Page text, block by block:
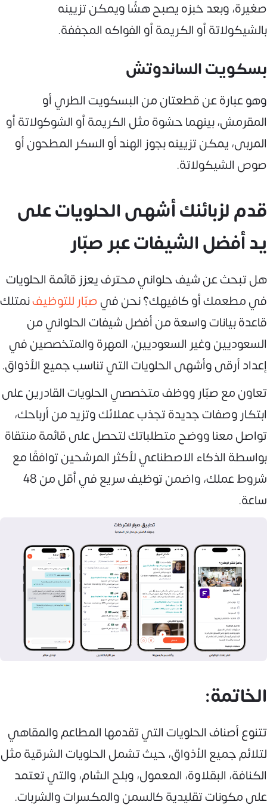
صغيرة، وبعد خبزه يصبح هشًا ويمكن تزيينه
بالشيكولاتة أو الكريمة أو الفواكه المجففة.
بسكويت الساندوتش
وهو عبارة عن قطعتان من البسكويت الطري أو
المقرمش، بينهما حشوة مثل الكريمة أو الشوكولاتة أو
المربى، يمكن تزيينه بجوز الهند أو السكر المطحون أو
صوص الشيكولاتة.
قدم لزبائنك أشهى الحلويات على
يد أفضل الشيفات عبر صبّار
هل تبحث عن شيف حلواني محترف يعزز قائمة الحلويات
في مطعمك أو كافيهك؟ نحن فيصبّار للتوظيفنمتلك
قاعدة بيانات واسعة من أفضل شيفات الحلواني من
السعوديين وغير السعوديين، المهرة والمتخصصين في
إعداد أرقى وأشهى الحلويات التي تناسب جميع الأذواق.
تعاون مع صبّار ووظف متخصصي الحلويات القادرين على
ابتكار وصفات جديدة تجذب عملائك وتزيد من أرباحك،
تواصل معنا ووضح متطلباتك لتحصل على قائمة منتقاة
بواسطة الذكاء الاصطناعي لأكثر المرشحين توافقًا مع
شروط عملك، واضمن توظيف سريع في أقل من 48
ساعة.
الخاتمة:
تتنوع أصناف الحلويات التي تقدمها المطاعم والمقاهي
لتلائم جميع الأذواق، حيث تشمل الحلويات الشرقية مثل
الكنافة، البقلاوة، المعمول، وبلح الشام، والتي تعتمد
على مكونات تقليدية كالسمن والمكسرات والشربات.